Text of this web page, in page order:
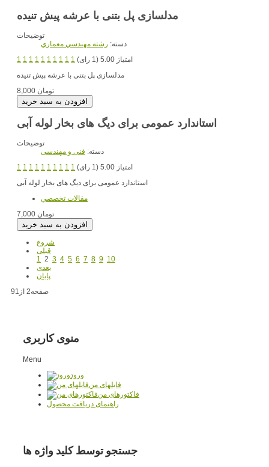
مدلسازی پل بتنی با عرشه پیش تنیده
توضیحات
دسته: رشته مهندسي معماري
1 1 1 1 1 1 1 1 1 1
امتیاز 5.00 (1 رای)
8,000 تومان
استاندارد عمومی برای دیگ های بخار لوله آبی
توضیحات
دسته: فنی و مهندسی
1 1 1 1 1 1 1 1 1 1
امتیاز 5.00 (1 رای)
مقالات تخصصي
7,000 تومان
شروع
قبلی
1 2 3 4 5 6 7 8 9 10
بعدی
پایان
صفحه2 از91
منوی کاربری
Menu
ورود
فایلهای من
فاکتورهای من
راهنمای دریافت محصول
جستجو توسط کلید واژه ها